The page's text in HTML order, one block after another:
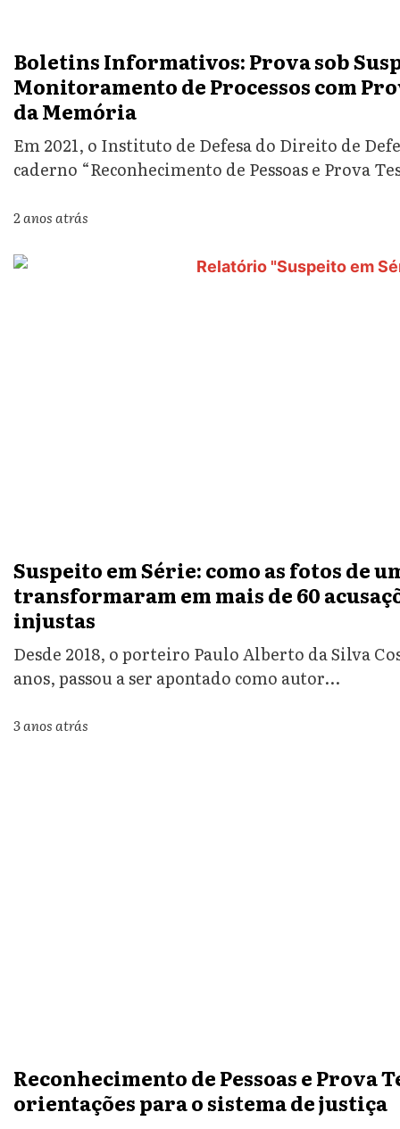
Boletins Informativos: Prova sob
Monitoramento de Processos com
da Memória
Em 2021, o Instituto de Defesa do Direito de
caderno “Reconhecimento de Pessoas e Prova
2 anos atrás
Suspeito em Série: como as fotos de
transformaram em mais de 60
injustas
Desde 2018, o porteiro Paulo Alberto da Silva
anos, passou a ser apontado como autor...
3 anos atrás
Reconhecimento de Pessoas e Prova
orientações para o sistema de justiça